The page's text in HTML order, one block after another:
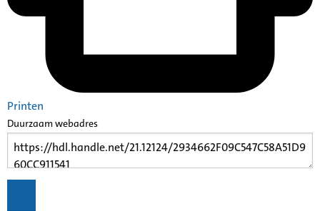
Printen
Duurzaam webadres